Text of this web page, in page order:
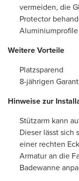
vermeiden, die
Protector
Weitere Vorteile
Platzsparend
8-jährigen
Hinweise zur
Stützarm kann
Dieser lässt sich
einer rechten
Armatur an die
Badewanne